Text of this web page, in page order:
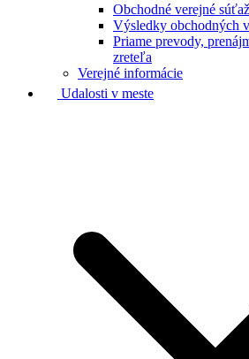
Obchodné verejné
Výsledky obchodných
Priame prevody,
zreteľa
Verejné informácie
Udalosti v meste